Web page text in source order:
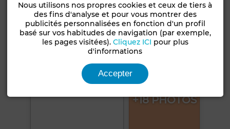
+18 PHOTOS
Nous utilisons nos propres cookies et ceux de tiers à
des fins d'analyse et pour vous montrer des
publicités personnalisées en fonction d'un profil
basé sur vos habitudes de navigation (par exemple,
les pages visitées). Cliquez ICI pour plus
d'informations
Accepter